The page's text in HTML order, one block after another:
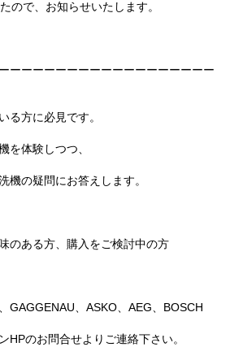
ので、お知らせいたします。
ーーーーーーーーーーーーーーーーーー
る方に必見です。
を体験しつつ、
機の疑問にお答えします。
のある方、購入をご検討中の方
GAGGENAU、ASKO、AEG、BOSCH
HPのお問合せよりご連絡下さい。